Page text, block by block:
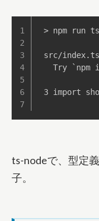
> npm run
src/
Try `npm
3 import
ts-nodeで、型定
子。